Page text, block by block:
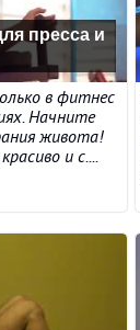
пресса и
в фитнес
Начните
живота!
и с....